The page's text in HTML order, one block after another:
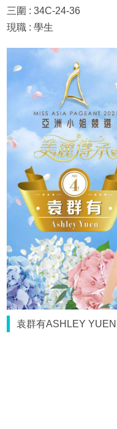
三圍 : 34C-24-36
現職 : 學生
袁群有ASHLEY